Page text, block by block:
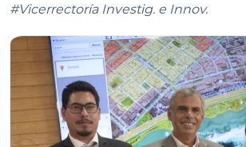
#Vicerrectoría Investig. e Innov.